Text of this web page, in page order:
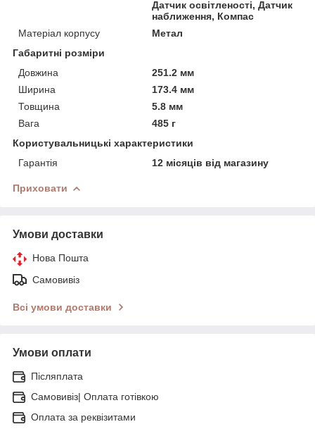
Датчик освітленості, Датчик
наближення, Компас
Матеріал корпусу
Метал
Габаритні розміри
Довжина
251.2 мм
Ширина
173.4 мм
Товщина
5.8 мм
Вага
485 г
Користувальницькі характеристики
Гарантія
12 місяців від магазину
Приховати
Умови доставки
Нова Пошта
Самовивіз
Всі умови доставки
Умови оплати
Післяплата
Самовивіз| Оплата готівкою
Оплата за реквізитами